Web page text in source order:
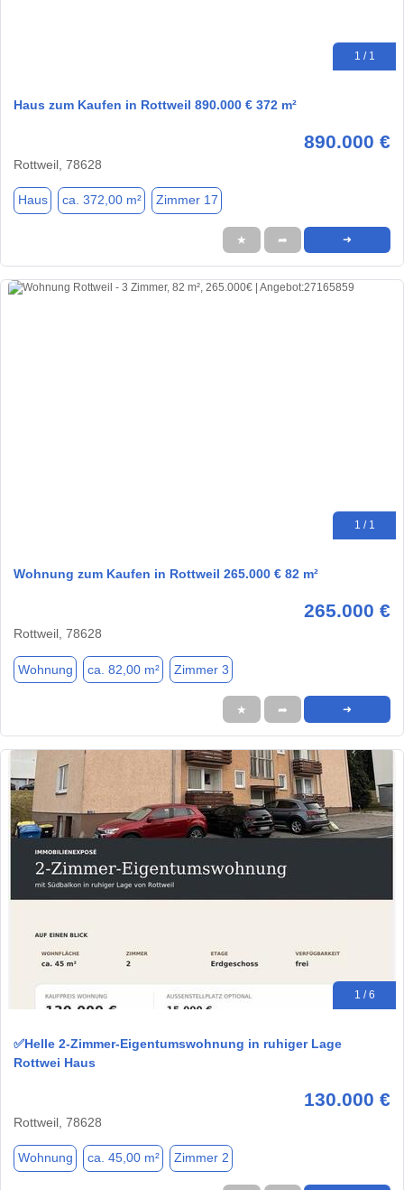
1 / 1
Haus zum Kaufen in Rottweil 890.000 € 372 m²
890.000 €
Rottweil, 78628
Haus ca. 372,00 m² Zimmer 17
★ ➦ ➜
1 / 1
Wohnung zum Kaufen in Rottweil 265.000 € 82 m²
265.000 €
Rottweil, 78628
Wohnung ca. 82,00 m² Zimmer 3
★ ➦ ➜
1 / 6
✅Helle 2-Zimmer-Eigentumswohnung in ruhiger Lage
Rottwei Haus
130.000 €
Rottweil, 78628
Wohnung ca. 45,00 m² Zimmer 2